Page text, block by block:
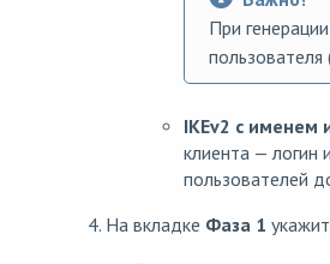
При
пользователя
IKEv2 с именем
клиента — логин
пользователей
4. На вкладке Фаза 1